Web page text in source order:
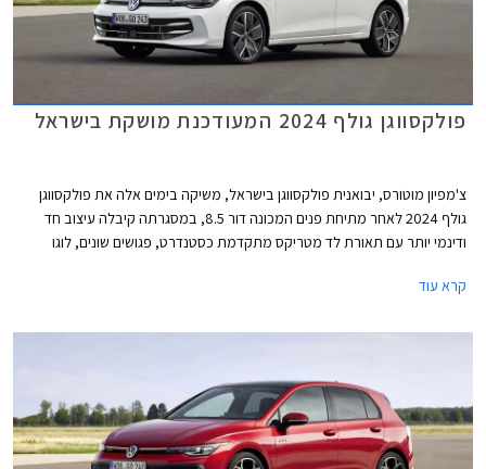
פולקסווגן גולף 2024 המעודכנת מושקת בישראל
צ'מפיון מוטורס, יבואנית פולקסווגן בישראל, משיקה בימים אלה את פולקסווגן
גולף 2024 לאחר מתיחת פנים המכונה דור 8.5, במסגרתה קיבלה עיצוב חד
ודינמי יותר עם תאורת לד מטריקס מתקדמת כסטנדרט, פגושים שונים, לוגו
אינץ' עם ממשק נוח יותר לתפעול ואפשרויות התאמה אישית. בנוסף עודכן היצע
משמעותית ביחס לדגם הקודם ועומד על החל מ- 169,900 ₪.
קרא עוד